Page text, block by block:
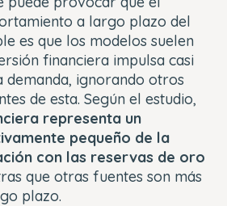
a largo plazo del
es que los modelos suelen
financiera impulsa casi
demanda, ignorando otros
de esta. Según el estudio,
representa un
pequeño de la
con las reservas de oro
que otras fuentes son más
plazo.